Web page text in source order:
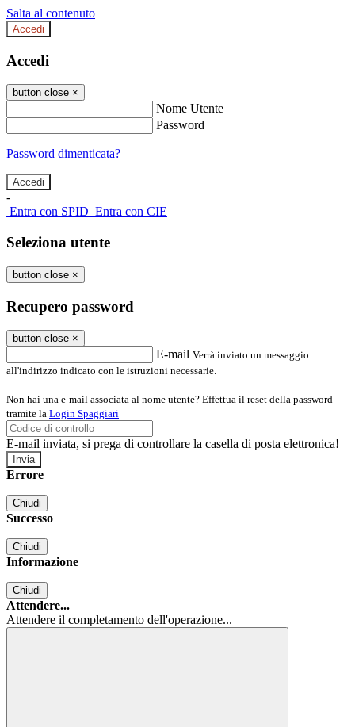
Salta al contenuto
Accedi
Accedi
button close ×
Nome Utente
Password
Password dimenticata?
-
Entra con SPID Entra con CIE
Seleziona utente
button close ×
Recupero password
button close ×
E-mail Verrà inviato un messaggio
all'indirizzo indicato con le istruzioni necessarie.
Non hai una e-mail associata al nome utente? Effettua il reset della password
tramite la Login Spaggiari
E-mail inviata, si prega di controllare la casella di posta elettronica!
Errore
Chiudi
Successo
Chiudi
Informazione
Chiudi
Attendere...
Attendere il completamento dell'operazione...